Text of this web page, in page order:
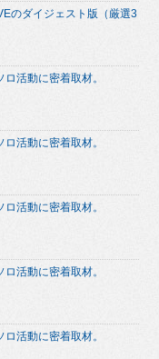
のダイジェスト版（厳選3
活動に密着取材。
活動に密着取材。
活動に密着取材。
活動に密着取材。
活動に密着取材。